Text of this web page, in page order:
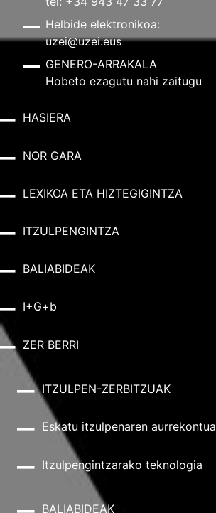
Helbide elektronikoa:
uzei@uzei.eus
GENERO-ARRAKALA
Hobeto ezagutu nahi zaitugu
HASIERA
NOR GARA
LEXIKOA ETA HIZTEGIGINTZA
ITZULPENGINTZA
BALIABIDEAK
I+G+b
ZER BERRI
ITZULPEN-ZERBITZUAK
Eskatu itzulpenaren aurrekontua
Itzulpengintzarako teknologia
BALIABIDEAK